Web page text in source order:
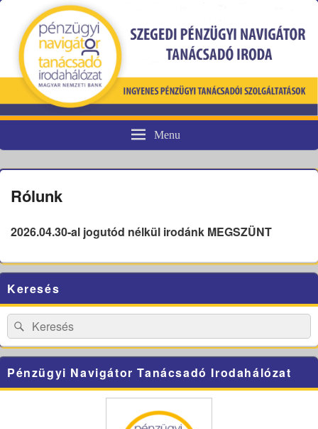
Pénzügyi fogyasztóvédelem
Menu
Rólunk
2026.04.30-al jogutód nélkül irodánk MEGSZÜNT
Sidebar
Widget
Area
Keresés
Search
for:
Search
Pénzügyi Navigátor Tanácsadó Irodahálózat